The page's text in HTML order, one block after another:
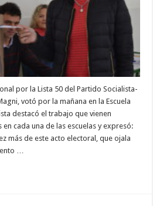
por la Lista 50 del Partido Socialista-
votó por la mañana en la Escuela
destacó el trabajo que vienen
en cada una de las escuelas y expresó:
más de este acto electoral, que ojala
…